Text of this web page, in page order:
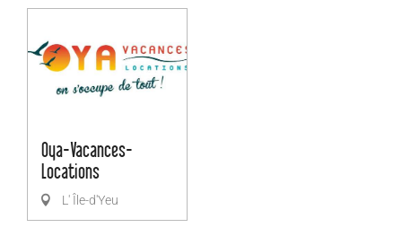
Oya-Vacances-
Locations
L' Île-d'Yeu